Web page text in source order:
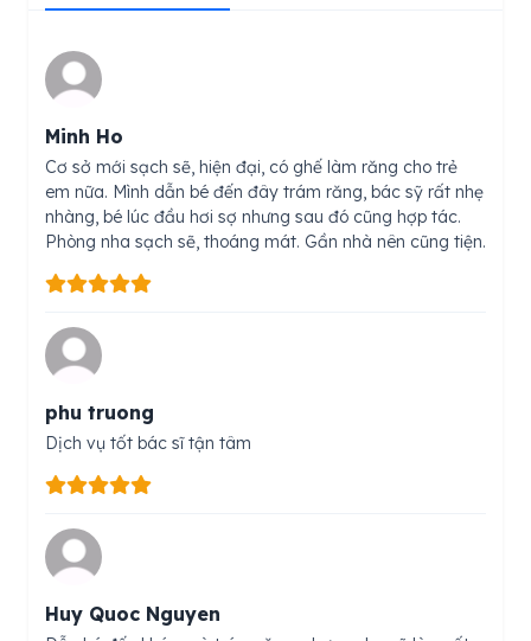
Minh Ho
Cơ sở mới sạch sẽ, hiện đại, có ghế làm răng cho trẻ
em nữa. Mình dẫn bé đến đây trám răng, bác sỹ rất nhẹ
nhàng, bé lúc đầu hơi sợ nhưng sau đó cũng hợp tác.
Phòng nha sạch sẽ, thoáng mát. Gần nhà nên cũng tiện.
phu truong
Dịch vụ tốt bác sĩ tận tâm
Huy Quoc Nguyen